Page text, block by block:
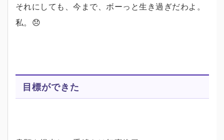
それにしても、今まで、ボーっと生き過ぎだわよ。
私。😞
目標ができた